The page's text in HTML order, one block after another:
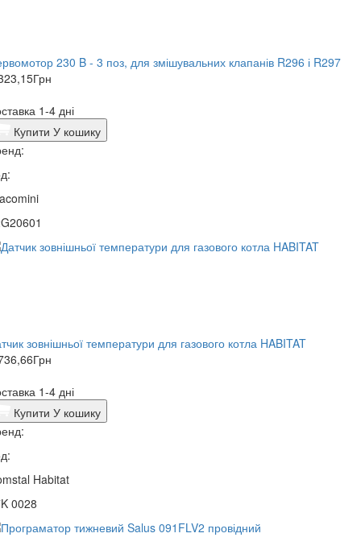
230 B - 3 поз, для змішувальних клапанів R296 і R297
Грн
1-4 дні
Купити У кошику
зовнішньої температури для газового котла HABITAT
Грн
1-4 дні
Купити У кошику
Habitat
0028